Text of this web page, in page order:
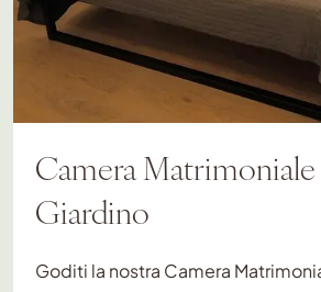
Camera
Giardino
Goditi la nostra Camera